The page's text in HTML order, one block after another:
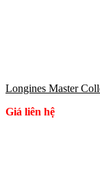
Longines Master
Giá liên hệ